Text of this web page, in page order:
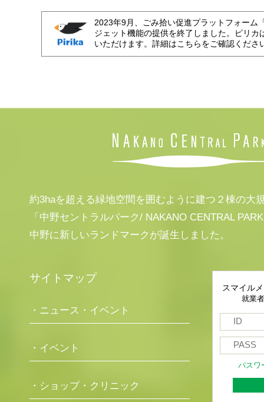
2023年9月、ごみ拾い促進プラットフォーム
ジェット機能の提供を終了しました。ピリカ
いただけます。詳細はこちらをご確認くださ
約3haを超える緑地空間を囲むように建つ２棟の大
「中野セントラルパーク/ NAKANO CENTRAL
中野に新しいランドマークが誕生しました。
サイトマップ
・ニュース・イベント
・イベント
・ショップ・クリニック
スマイル
就業
パスワ